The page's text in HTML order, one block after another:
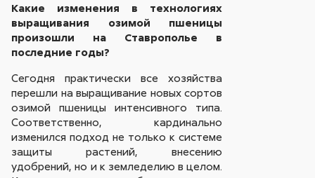
Какие изменения в технологиях
выращивания озимой пшеницы
произошли на Ставрополье в
последние годы?
Сегодня практически все хозяйства
перешли на выращивание новых сортов
озимой пшеницы интенсивного типа.
Соответственно, кардинально
изменился подход не только к системе
защиты растений, внесению
удобрений, но и к земледелию в целом.